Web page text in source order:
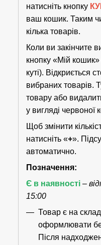
натисніть кнопку
ваш кошик. Таким
кілька товарів.
Коли ви закінчите
кнопку «Мій
куті). Відкриється
вибраних товарів.
товару або
у вигляді червоної
Щоб змінити
натисніть «+».
автоматично.
Позначення:
Є в наявності –
15:00
Товар є на
оформлювати
Після